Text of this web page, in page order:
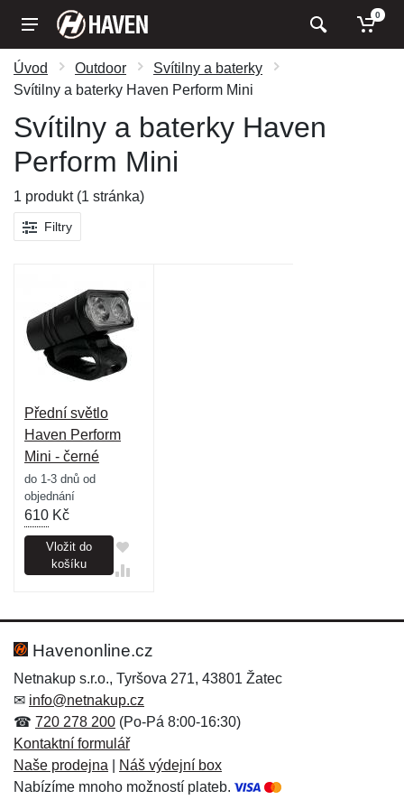
0
Úvod Outdoor
Svítilny a baterky
Svítilny a baterky Haven Perform Mini
Svítilny a baterky Haven
Perform Mini
1 produkt (1 stránka)
Filtry
Přední světlo
Haven Perform
Mini - černé
do 1-3 dnů od
objednání
610 Kč
Vložit do
košíku
Havenonline.cz
Netnakup s.r.o., Tyršova 271, 43801 Žatec
✉ info@netnakup.cz
☎ 720 278 200 (Po-Pá 8:00-16:30)
Kontaktní formulář
Naše prodejna
Náš výdejní box
Nabízíme mnoho možností plateb.